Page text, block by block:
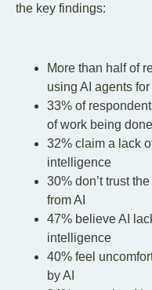
the key findings:
More than half of
using AI agents
33% of
of work being
32% claim a lack
intelligence
30% don’t trust
from AI
47% believe AI
intelligence
40% feel
by AI